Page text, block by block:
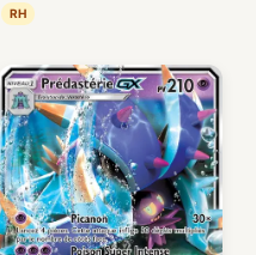
RH